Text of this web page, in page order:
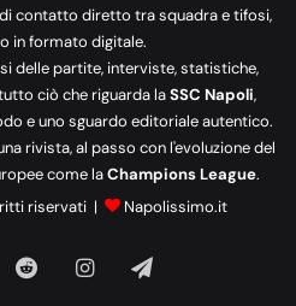
contatto diretto tra squadra e tifosi,
in formato digitale.
delle partite, interviste, statistiche,
ciò che riguarda laSSC Napoli,
e uno sguardo editoriale autentico.
rivista, al passo con l'evoluzione del
come laChampions League.
riservati |
Napolissimo.it
RedditInstagram